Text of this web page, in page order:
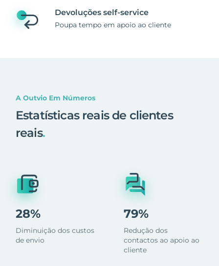
Devoluções self-service
Poupa tempo em apoio ao cliente
A Outvio Em Números
Estatísticas reais de clientes
reais.
28%
Diminuição dos custos
de envio
79%
Redução dos
contactos ao apoio ao
cliente